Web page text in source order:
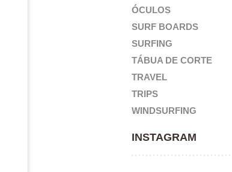
ÓCULOS
SURF BOARDS
SURFING
TÁBUA DE CORTE
TRAVEL
TRIPS
WINDSURFING
INSTAGRAM